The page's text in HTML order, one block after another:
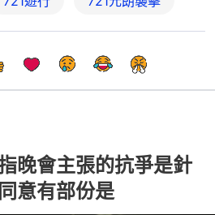
晚會主張的抗爭是針
意有部份是